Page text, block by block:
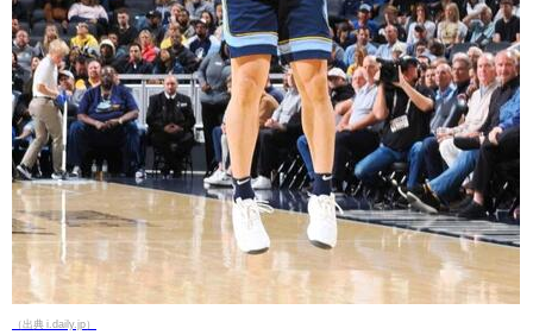
（出典 i.daily.jp）